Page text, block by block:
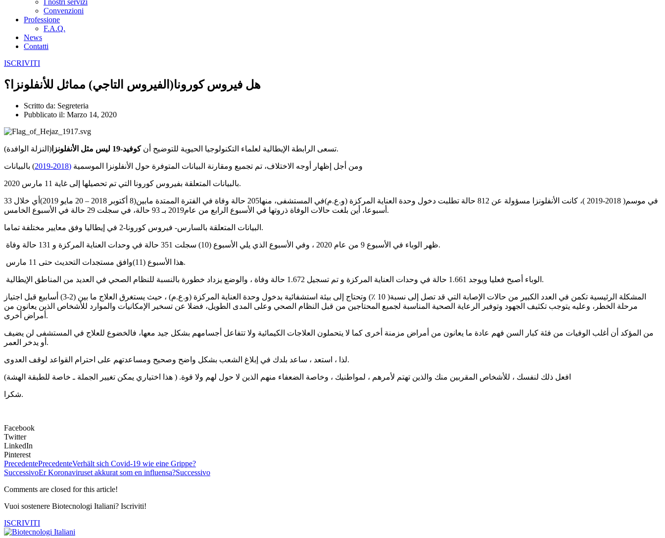
I nostri servizi
Convenzioni
Professione
F.A.Q.
News
Contatti
ISCRIVITI
هل فيروس كورونا(الفيروس التاجي) مماثل للأنفلونزا؟
Scritto da: Segreteria
Pubblicato il: Marzo 14, 2020
تسعى الرابطة الإيطالية لعلماء التكنولوجيا الحيوية للتوضيح أنكوفيد-19 ليس مثل الأنفلونزا (النزلة الوافدة).
ومن أجل إظهار أوجه الاختلاف، تم تجميع ومقارنة البيانات المتوفرة حول الأنفلونزا الموسمية (2018-2019 ) بالبيانات
بالبيانات المتعلقة بفيروس كورونا التي تم تحصيلها إلى غاية 11 مارس 2020.
في موسم( 2018-2019 )، كانت الأنفلونزا مسؤولة عن 812 حالة تطلبت دخول وحدة العناية المركزة (و.ع.م)في المستشفى، منها205 حالة وفاة في الفترة الممتدة مابين(8 أكتوبر 2018 – 20 مايو 2019)أي خلال 33
أسبوعا، أين بلغت حالات الوفاة ذروتها في الأسبوع الرابع من عام2019 بـ 93 حالة، في سجلت 29 حالة في الأسبوع الخامس.
البيانات المتعلقة بالسارس- فيروس كورونا-2 في إيطاليا وفق معايير مختلفة تماما.
ظهر الوباء في الأسبوع 9 من عام 2020 ، وفي الأسبوع الذي يلي الأسبوع (10) سجلت 351 حالة في وحدات العناية المركزة و 131 حالة وفاة.
هذا الأسبوع (11)وافق مستجدات التحديث حتى 11 مارس.
الوباء أصبح فعليا ويوجد 1.661 حالة في وحدات العناية المركزة و تم تسجيل 1.672 حالة وفاة ، والوضع يزداد خطورة بالنسبة للنظام الصحي في العديد من المناطق الإيطالية.
المشكلة الرئيسية تكمن في العدد الكبير من حالات الإصابة التي قد تصل إلى نسبة( 10 ٪) وتحتاج إلى بيئة استشفائية بدخول وحدة العناية المركزة (و.ع.م) ، حيث يستغرق العلاج ما بين (2-3) أسابيع قبل اجتياز
مرحلة الخطر، وعليه يتوجب تكثيف الجهود وتوفير الرعاية الصحية المناسبة لجميع المحتاجين من قبل النظام الصحي وعلى المدى الطويل، فضلا عن تسخير الإمكانيات والموارد للأشخاص الذين يعانون من
أمراض أخرى.
من المؤكد أن أغلب الوفيات من فئة كبار السن فهم عادة ما يعانون من أمراض مزمنة أخرى كما لا يتحملون العلاجات الكيمائية ولا تتفاعل أجسامهم بشكل جيد معها، فالخضوع للعلاج في المستشفى لن يضيف
أو يدخر العمر.
لذا ، استعد ، ساعد بلدك في إبلاغ الشعب بشكل واضح وصحيح ومساعدتهم على احترام القواعد لوقف العدوى.
افعل ذلك لنفسك ، للأشخاص المقربين منك والذين تهتم لأمرهم ، لمواطنيك ، وخاصة الضعفاء منهم الذين لا حول لهم ولا قوة. ( هذا اختياري يمكن تغيير الجملة ـ خاصة للطبقة الهشة)
شكرا.
Facebook
Twitter
LinkedIn
Pinterest
PrecedentePrecedenteVerhält sich Covid-19 wie eine Grippe?
SuccessivoEr Koronaviruset akkurat som en influensa?Successivo
Comments are closed for this article!
Vuoi sostenere Biotecnologi Italiani? Iscriviti!
ISCRIVITI